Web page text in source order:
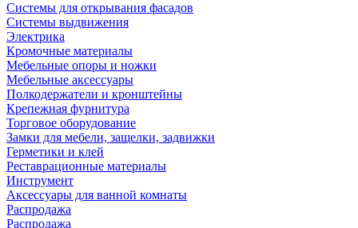
Системы для открывания фасадов
Системы выдвижения
Электрика
Кромочные материалы
Мебельные опоры и ножки
Мебельные аксессуары
Полкодержатели и кронштейны
Крепежная фурнитура
Торговое оборудование
Замки для мебели, защелки, задвижки
Герметики и клей
Реставрационные материалы
Инструмент
Аксессуары для ванной комнаты
Распродажа
Распродажа